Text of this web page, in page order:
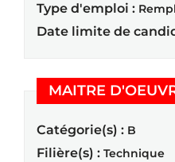
Type d'emploi :
Date limite de
MAITRE
Catégorie(s) : B
Filière(s) : Technique